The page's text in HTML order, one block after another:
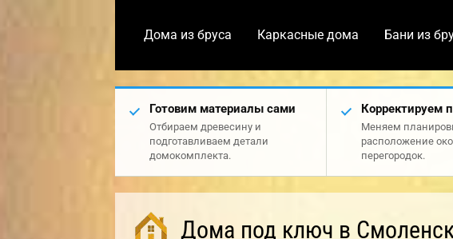
Дома из бруса Каркасные дома Бани из
Готовим материалы сами
Отбираем древесину и
подготавливаем детали
домокомплекта.
Корректируем
Меняем
расположение
перегородок.
Дома под ключ в